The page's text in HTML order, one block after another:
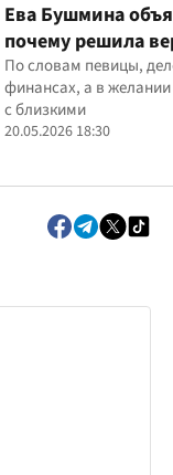
Ева Бушмина
почему решила
Украину
По словам певицы,
финансах, а в
с близкими
20.05.2026 18:30